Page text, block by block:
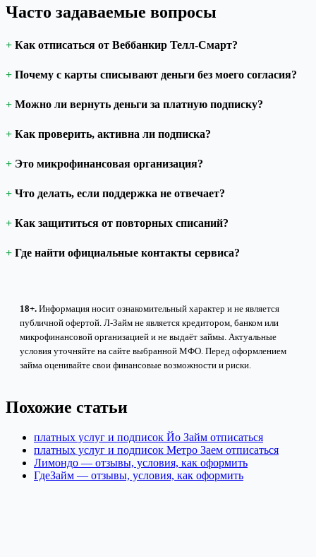
Часто задаваемые вопросы
Как отписаться от Веббанкир Телл-Смарт?
Почему с карты списывают деньги без моего согласия?
Можно ли вернуть деньги за платную подписку?
Как проверить, активна ли подписка?
Это микрофинансовая организация?
Что делать, если поддержка не отвечает?
Как защититься от повторных списаний?
Где найти официальные контакты сервиса?
18+. Информация носит ознакомительный характер и не является
публичной офертой. Л-Займ не является кредитором, банком или
микрофинансовой организацией и не выдаёт займы. Актуальные
условия уточняйте на сайте выбранной МФО. Перед оформлением
займа оценивайте свои финансовые возможности и риски.
Похожие статьи
платных услуг и подписок Йо Займ отписаться
платных услуг и подписок Метро Заем отписаться
Лимондо — отзывы, условия, как оформить
ГдеЗайм — отзывы, условия, как оформить